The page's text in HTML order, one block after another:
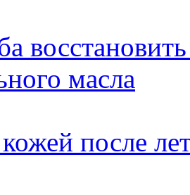
масла
после